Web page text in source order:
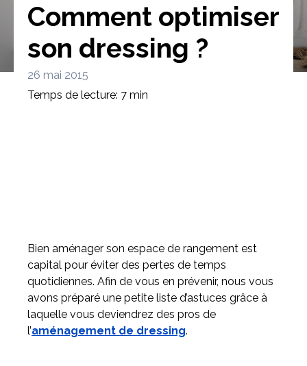
Bibliothèque
Meuble d'angle
Comment optimiser
son dressing ?
26 mai 2015
Temps de lecture: 7 min
Bien aménager son espace de rangement est
capital pour éviter des pertes de temps
quotidiennes. Afin de vous en prévenir, nous vous
avons préparé une petite liste d’astuces grâce à
laquelle vous deviendrez des pros de
l’aménagement de dressing.